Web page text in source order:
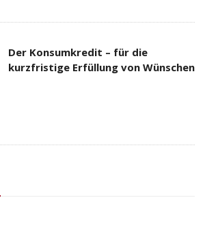
Der Konsumkredit – für die
kurzfristige Erfüllung von Wünschen